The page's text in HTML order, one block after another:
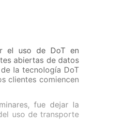
el uso de DoT en
abiertas de datos
la tecnología DoT
clientes comiencen
fue dejar la
uso de transporte